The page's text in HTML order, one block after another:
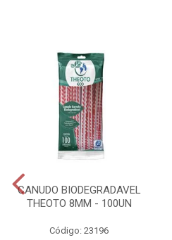
CANUDO BIODEGRADAVEL
THEOTO 8MM - 100UN
Código: 23196